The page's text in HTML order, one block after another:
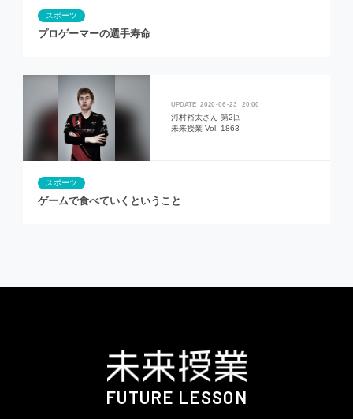
スポーツ
プロゲーマーの選手寿命
2020 06 23 20:00
河村裕太さん 第2回
未来授業 Vol. 1863
スポーツ
ゲームで食べていくということ
FUTURE LESSON